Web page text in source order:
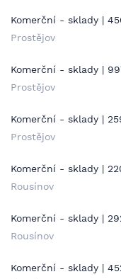
Komerční - sklady |
Prostějov
Komerční - sklady |
Prostějov
Komerční - sklady |
Prostějov
Komerční - sklady |
Rousínov
Komerční - sklady |
Rousínov
Komerční - sklady |